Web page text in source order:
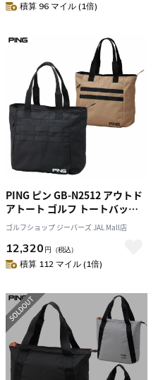
積算 96 マイル (1倍)
PING ピン GB-N2512 アウトド
アトート ゴルフ トートバッグ
2025年モデル 日本正規品
ゴルフショップ ジーパーズ JAL Mall店
12,320 円 （税込）
積算 112 マイル (1倍)